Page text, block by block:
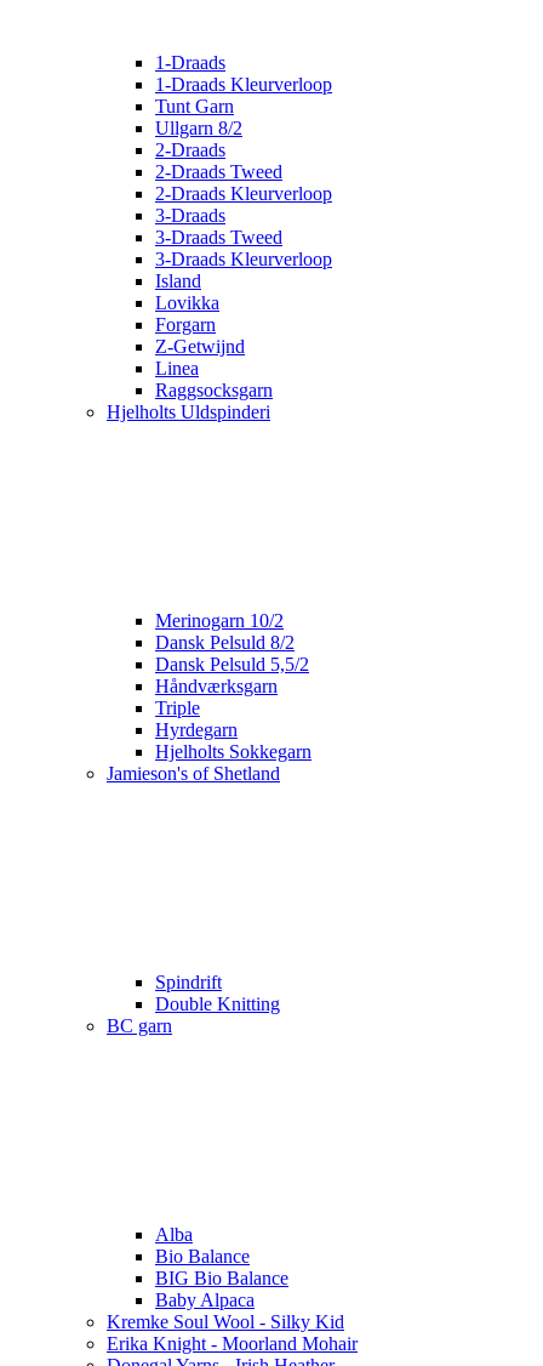
1-Draads
1-Draads Kleurverloop
Tunt Garn
Ullgarn 8/2
2-Draads
2-Draads Tweed
2-Draads Kleurverloop
3-Draads
3-Draads Tweed
3-Draads Kleurverloop
Island
Lovikka
Forgarn
Z-Getwijnd
Linea
Raggsocksgarn
Hjelholts Uldspinderi
Merinogarn 10/2
Dansk Pelsuld 8/2
Dansk Pelsuld 5,5/2
Håndværksgarn
Triple
Hyrdegarn
Hjelholts Sokkegarn
Jamieson's of Shetland
Spindrift
Double Knitting
BC garn
Alba
Bio Balance
BIG Bio Balance
Baby Alpaca
Kremke Soul Wool - Silky Kid
Erika Knight - Moorland Mohair